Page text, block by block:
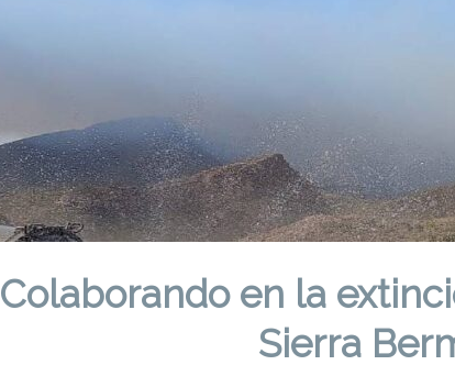
Colaborando en la
Sierra